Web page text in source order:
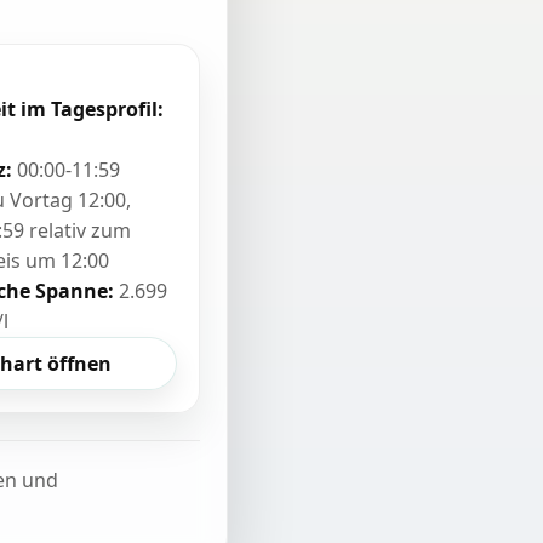
im Tagesprofil:
00:00-11:59
Vortag 12:00,
relativ zum
um 12:00
Spanne: 2.699
öffnen
und